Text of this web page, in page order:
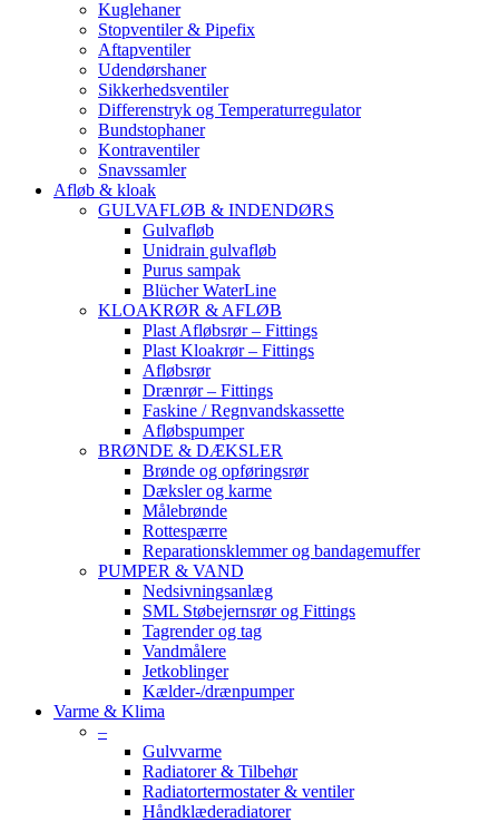
Kuglehaner
Stopventiler & Pipefix
Aftapventiler
Udendørshaner
Sikkerhedsventiler
Differenstryk og Temperaturregulator
Bundstophaner
Kontraventiler
Snavssamler
Afløb & kloak
GULVAFLØB & INDENDØRS
Gulvafløb
Unidrain gulvafløb
Purus sampak
Blücher WaterLine
KLOAKRØR & AFLØB
Plast Afløbsrør – Fittings
Plast Kloakrør – Fittings
Afløbsrør
Drænrør – Fittings
Faskine / Regnvandskassette
Afløbspumper
BRØNDE & DÆKSLER
Brønde og opføringsrør
Dæksler og karme
Målebrønde
Rottespærre
Reparationsklemmer og bandagemuffer
PUMPER & VAND
Nedsivningsanlæg
SML Støbejernsrør og Fittings
Tagrender og tag
Vandmålere
Jetkoblinger
Kælder-/drænpumper
Varme & Klima
–
Gulvvarme
Radiatorer & Tilbehør
Radiatortermostater & ventiler
Håndklæderadiatorer